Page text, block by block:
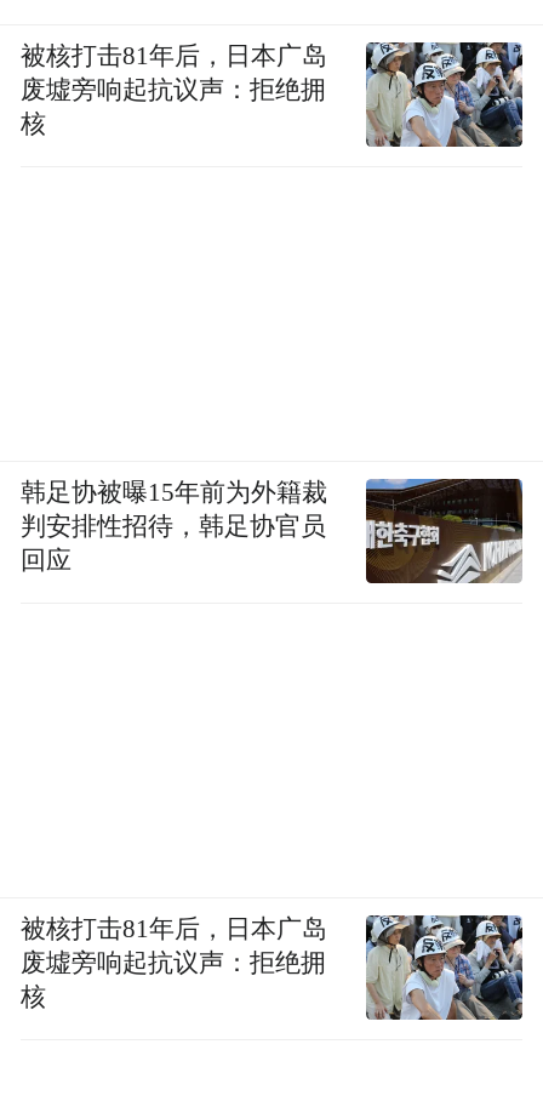
被核打击81年后，日本广岛
废墟旁响起抗议声：拒绝拥
核
韩足协被曝15年前为外籍裁
判安排性招待，韩足协官员
回应
被核打击81年后，日本广岛
废墟旁响起抗议声：拒绝拥
核